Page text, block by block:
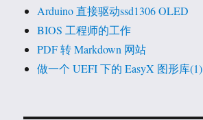
Arduino 直接驱动ssd1306 OLED
BIOS 工程师的工作
PDF 转 Markdown 网站
做一个 UEFI 下的 EasyX 图形库(1)